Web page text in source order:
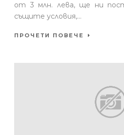
от 3 млн. лева, ще ни
същите условия,...
ПРОЧЕТИ ПОВЕЧЕ